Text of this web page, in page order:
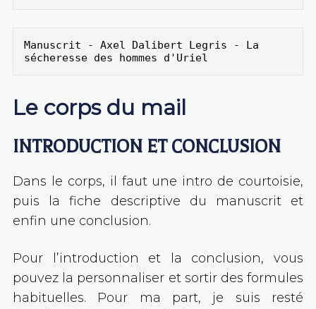
Manuscrit - Axel Dalibert Legris - La
sécheresse des hommes d'Uriel
Le corps du mail
INTRODUCTION ET CONCLUSION
Dans le corps, il faut une intro de courtoisie,
puis la fiche descriptive du manuscrit et
enfin une conclusion.
Pour l’introduction et la conclusion, vous
pouvez la personnaliser et sortir des formules
habituelles. Pour ma part, je suis resté